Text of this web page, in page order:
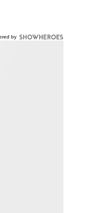
by